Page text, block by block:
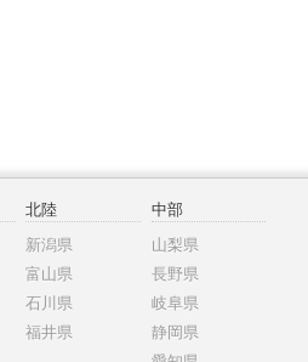
北陸
新潟県
富山県
石川県
福井県
中部
山梨県
長野県
岐阜県
静岡県